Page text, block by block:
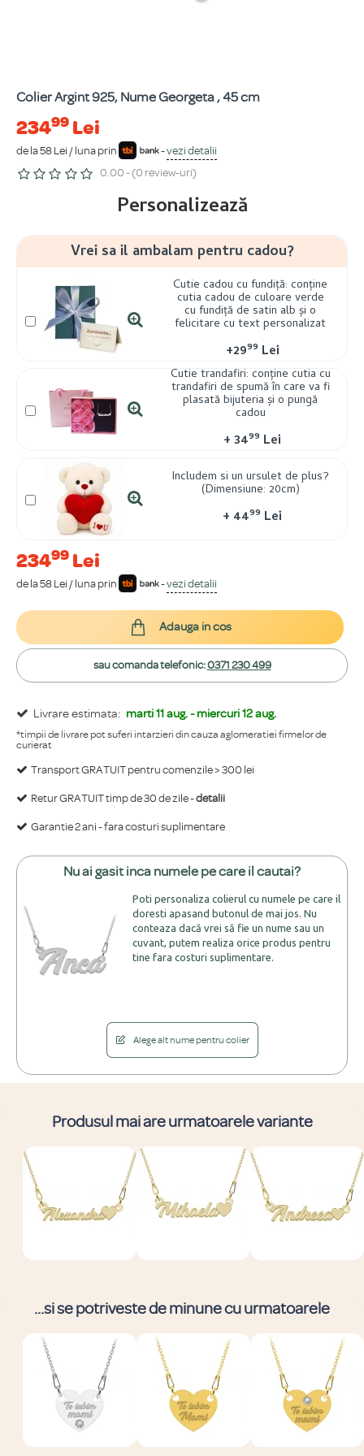
Colier Argint 925, Nume Georgeta , 45 cm
23499 Lei
de la 58 Lei / luna prin -vezi detalii
0.00 - (0 review-uri)
Livrare estimata: marti 11 aug. - miercuri 12 aug.
*timpii de livrare pot suferi intarzieri din cauza aglomeratiei firmelor de
curierat
Transport GRATUIT pentru comenzile > 300 lei
Retur GRATUIT timp de 30 de zile -detalii
Garantie 2 ani - fara costuri suplimentare
23499 Lei
de la 58 Lei / luna prin -vezi detalii
Personalizează
Vrei sa il ambalam pentru cadou?
Cutie cadou cu fundiță: conține
cutia cadou de culoare verde
cu fundiță de satin alb și o
felicitare cu text personalizat
+2999 Lei
Cutie trandafiri: conține cutia cu
trandafiri de spumă în care va fi
plasată bijuteria și o pungă
cadou
+3499 Lei
Includem si un ursulet de plus?
(Dimensiune: 20cm)
+ 4499 Lei
Adauga in cos
sau comanda telefonic:0371 230 499
Nu ai gasit inca numele pe care il cautai?
Poti personaliza colierul cu numele pe care il
doresti apasand butonul de mai jos. Nu
conteaza dacă vrei să fie un nume sau un
cuvant, putem realiza orice produs pentru
tine fara costuri suplimentare.
Alege alt nume pentru colier
Produsul mai are urmatoarele variante
...si se potriveste de minune cu urmatoarele